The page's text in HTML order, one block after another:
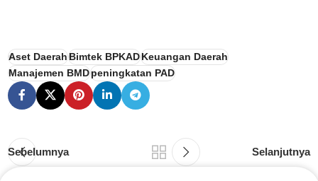
Aset DaerahBimtek BPKADKeuangan Daerah
Manajemen BMDpeningkatan PAD
Sebelumnya Selanjutnya